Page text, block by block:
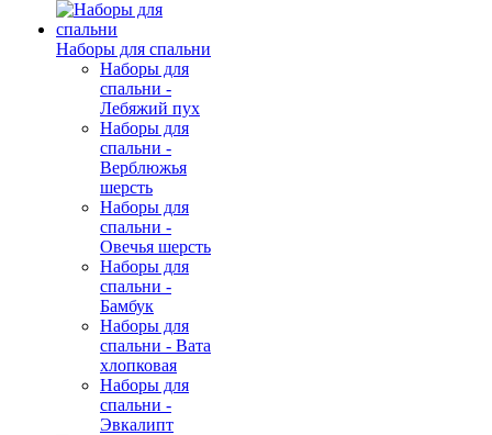
Наборы для спальни
Наборы для
спальни -
Лебяжий пух
Наборы для
спальни -
Верблюжья
шерсть
Наборы для
спальни -
Овечья шерсть
Наборы для
спальни -
Бамбук
Наборы для
спальни - Вата
хлопковая
Наборы для
спальни -
Эвкалипт